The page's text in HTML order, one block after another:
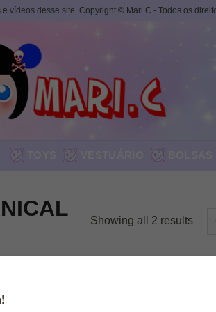
vídeos desse site. Copyright © Mari.C - Todos os
Showing all 2 results
Flores, cogumelos, raposas e